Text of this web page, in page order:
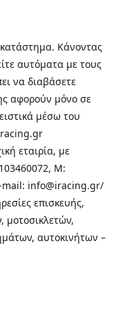
Κάνοντας
αυτόματα με τους
να διαβάσετε
αφορούν μόνο σε
μέσω του
εταιρία, με
M:
mail: info@iracing.gr/
επισκευής,
μοτοσικλετών,
αυτοκινήτων –